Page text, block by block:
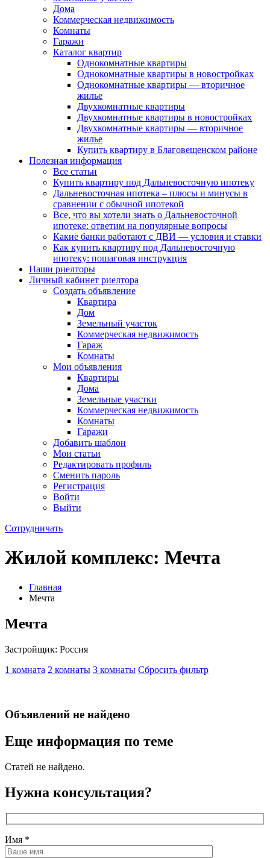
Дома
Коммерческая недвижимость
Комнаты
Гаражи
Каталог квартир
Однокомнатные квартиры
Однокомнатные квартиры в новостройках
Однокомнатные квартиры — вторичное
жилье
Двухкомнатные квартиры
Двухкомнатные квартиры в новостройках
Двухкомнатные квартиры — вторичное
жилье
Купить квартиру в Благовещенском районе
Полезная информация
Все статьи
Купить квартиру под Дальневосточную ипотеку
Дальневосточная ипотека – плюсы и минусы в
сравнении с обычной ипотекой
Все, что вы хотели знать о Дальневосточной
ипотеке: ответим на популярные вопросы
Какие банки работают с ДВИ — условия и ставки
Как купить квартиру под Дальневосточную
ипотеку: пошаговая инструкция
Наши риелторы
Личный кабинет риелтора
Cоздать объявление
Квартира
Дом
Земельный участок
Коммерческая недвижимость
Гараж
Комнаты
Мои объявления
Квартиры
Дома
Земельные участки
Коммерческая недвижимость
Комнаты
Гаражи
Добавить шаблон
Мои статьи
Редактировать профиль
Сменить пароль
Регистрация
Войти
Выйти
Сотрудничать
Жилой комплекс: Мечта
Главная
Мечта
Мечта
Застройщик: Россия
1 комната 2 комнаты 3 комнаты Сбросить фильтр
Объявлений не найдено
Еще информация по теме
Статей не найдено.
Нужна консультация?
Имя *